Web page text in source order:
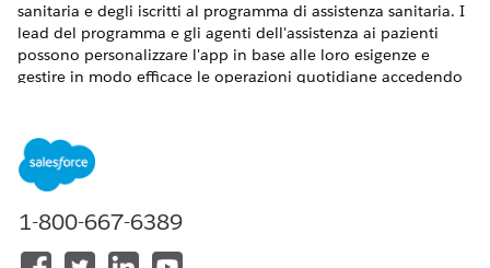
sanitaria e degli iscritti al programma di assistenza sanitaria. I
lead del programma e gli agenti dell'assistenza ai pazienti
possono personalizzare l'app in base alle loro esigenze e
gestire in modo efficace le operazioni quotidiane accedendo
VERSIONI (EDITION) RICHIESTE
1-800-667-6389